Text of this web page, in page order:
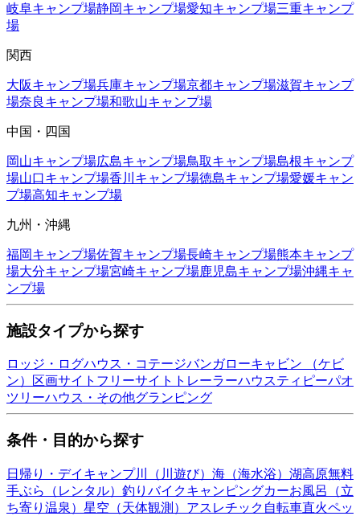
岐阜キャンプ場静岡キャンプ場愛知キャンプ場三重キャンプ
場
関西
大阪キャンプ場兵庫キャンプ場京都キャンプ場滋賀キャンプ
場奈良 キャンプ場和歌山キャンプ場
中国・四国
岡山キャンプ場広島キャンプ場鳥取キャンプ場島根キャンプ
場山口キャンプ場香川 キャンプ場徳島キャンプ場愛媛キャン
プ場高知キャンプ場
九州・沖縄
福岡キャンプ場佐賀キャンプ場長崎キャンプ場熊本キャンプ
場大分キャンプ場宮崎キャンプ場鹿児島キャンプ場沖縄キャ
ンプ場
施設タイプから探す
ロッジ・ログハウス・コテージバンガローキャビン （ケビ
ン）
区画サイト フリーサイト トレーラーハウスティピーパオ
ツリーハウス・その他グランピング
条件・目的から探す
日帰り・デイキャンプ川（川遊び） 海（海水浴） 湖高原無料
手ぶら（レンタル） 釣り バイクキャンピングカーお風呂（立
ち寄り温泉） 星空（天体観測） アスレチック 自転車直火ペッ